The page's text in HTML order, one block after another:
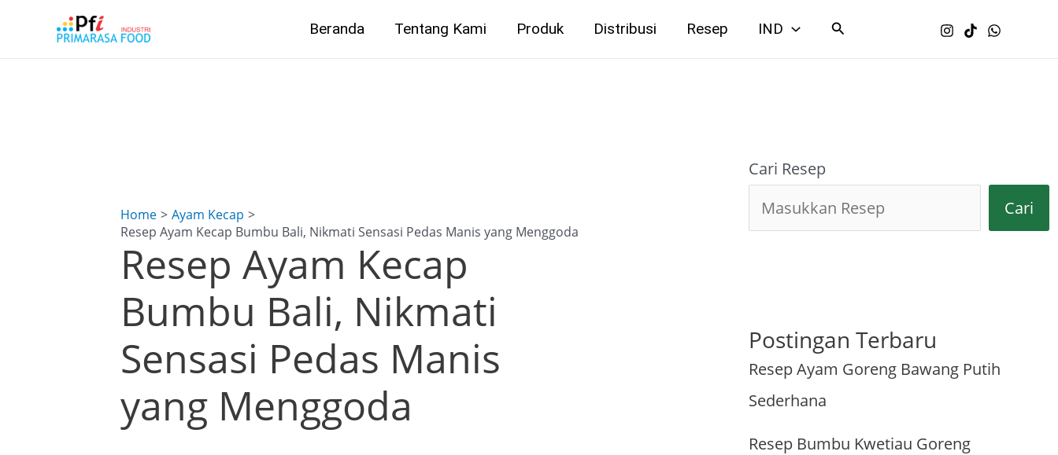
Beranda Tentang Kami Produk Distribusi Resep IND Search
Home
Ayam Kecap
Resep Ayam Kecap Bumbu Bali, Nikmati Sensasi Pedas Manis yang Menggoda
Resep Ayam Kecap
Bumbu Bali, Nikmati
Sensasi Pedas Manis
yang Menggoda
navigation
Cari Resep
Cari
Postingan Terbaru
Resep Ayam Goreng Bawang Putih
Sederhana
Resep Bumbu Kwetiau Goreng